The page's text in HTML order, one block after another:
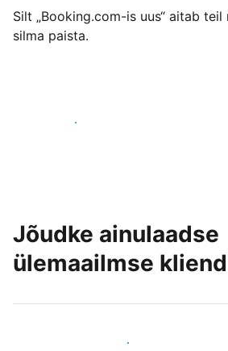
Silt „Booking.com-is uus“ aitab
silma paista.
Alusta juba täna
Jõudke ainulaadse
ülemaailmse
Jõua juba täna uute külastajateni